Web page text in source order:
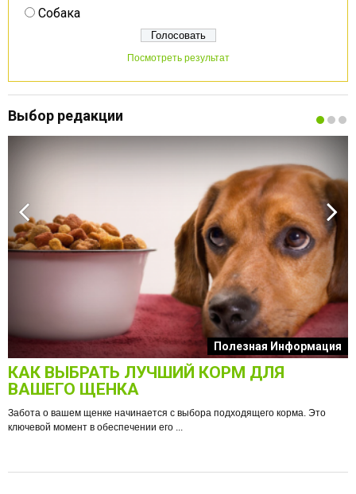
Собака
Посмотреть результат
Выбор редакции
Полезная Информация
КАК ВЫБРАТЬ ЛУЧШИЙ КОРМ ДЛЯ
ВАШЕГО ЩЕНКА
Забота о вашем щенке начинается с выбора подходящего корма. Это
ключевой момент в обеспечении его ...